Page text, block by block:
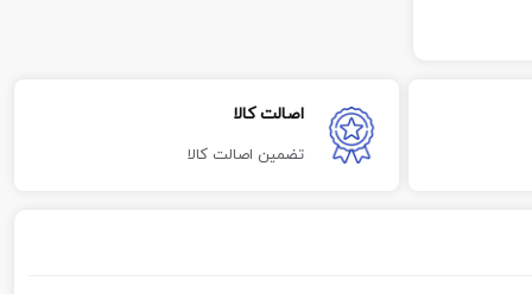
اصالت کالا
تضمین اصالت کالا